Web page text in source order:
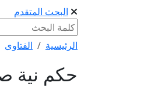
البحث المتقدم
الرئيسية الفتاوى
حكم نية